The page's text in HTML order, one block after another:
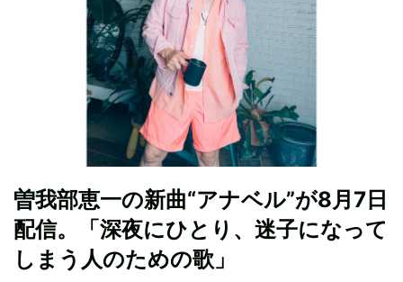
曽我部恵一の新曲“アナベル”が8月7日
配信。「深夜にひとり、迷子になって
しまう人のための歌」